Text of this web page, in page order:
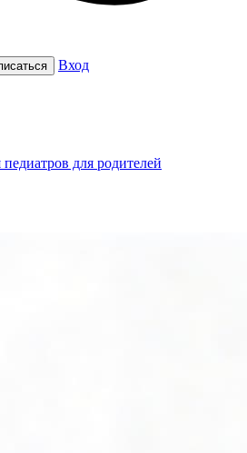
Вход
для родителей